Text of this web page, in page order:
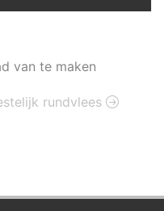
van te maken
rundvlees